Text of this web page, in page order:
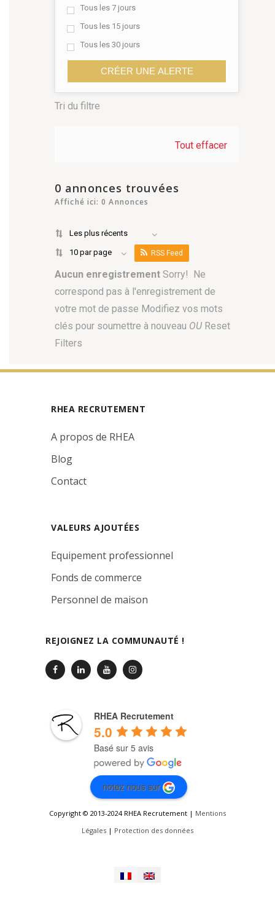
Tous les 7 jours
Tous les 15 jours
Tous les 30 jours
CRÉER UNE ALERTE
Tri du filtre
Tout effacer
0 annonces trouvées
Affiché ici: 0 Annonces
Les plus récents
10 par page RSS Feed
Aucun enregistrement Sorry! Ne
correspond pas à l'enregistrement de
votre mot de passe Modifiez vos mots
clés pour soumettre à nouveau OU Reset
Filters
RHEA RECRUTEMENT
A propos de RHEA
Blog
Contact
VALEURS AJOUTÉES
Equipement professionnel
Fonds de commerce
Personnel de maison
REJOIGNEZ LA COMMUNAUTÉ !
RHEA Recrutement
5.0
Basé sur 5 avis
notez nous sur
Copyright © 2013-2024 RHEA Recrutement | Mentions
Légales | Protection des données